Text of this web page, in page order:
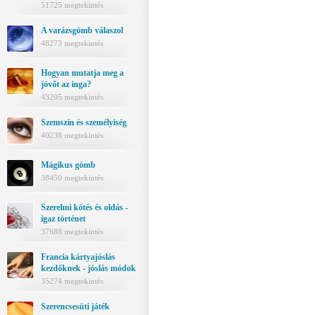
51725 megtekintés
A varázsgömb válaszol
48273 megtekintés
Hogyan mutatja meg a
jövőt az inga?
43205 megtekintés
Szemszín és személyiség
40238 megtekintés
Mágikus gömb
38450 megtekintés
Szerelmi kötés és oldás -
igaz történet
37688 megtekintés
Francia kártyajóslás
kezdőknek - jóslás módok
35274 megtekintés
Szerencsesüti játék